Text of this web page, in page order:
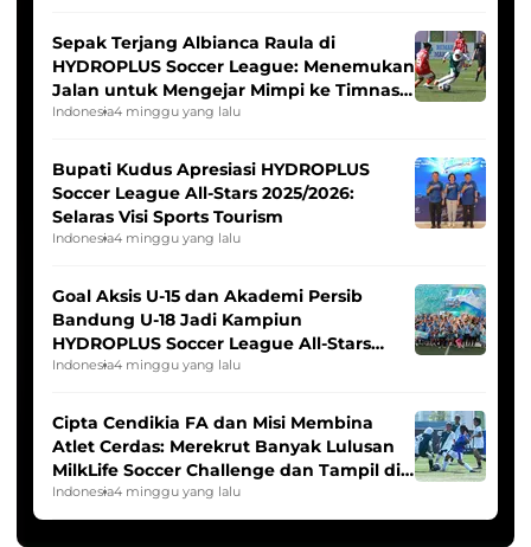
Sepak Terjang Albianca Raula di
HYDROPLUS Soccer League: Menemukan
Jalan untuk Mengejar Mimpi ke Timnas
Indonesia Putri
Indonesia4 minggu yang lalu
Bupati Kudus Apresiasi HYDROPLUS
Soccer League All-Stars 2025/2026:
Selaras Visi Sports Tourism
Indonesia4 minggu yang lalu
Goal Aksis U-15 dan Akademi Persib
Bandung U-18 Jadi Kampiun
HYDROPLUS Soccer League All-Stars
2025/2026
Indonesia4 minggu yang lalu
Cipta Cendikia FA dan Misi Membina
Atlet Cerdas: Merekrut Banyak Lulusan
MilkLife Soccer Challenge dan Tampil di
HYDROPLUS Soccer League
Indonesia4 minggu yang lalu